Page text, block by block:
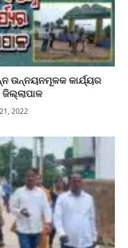
କାର୍ଯ୍ୟର
2022